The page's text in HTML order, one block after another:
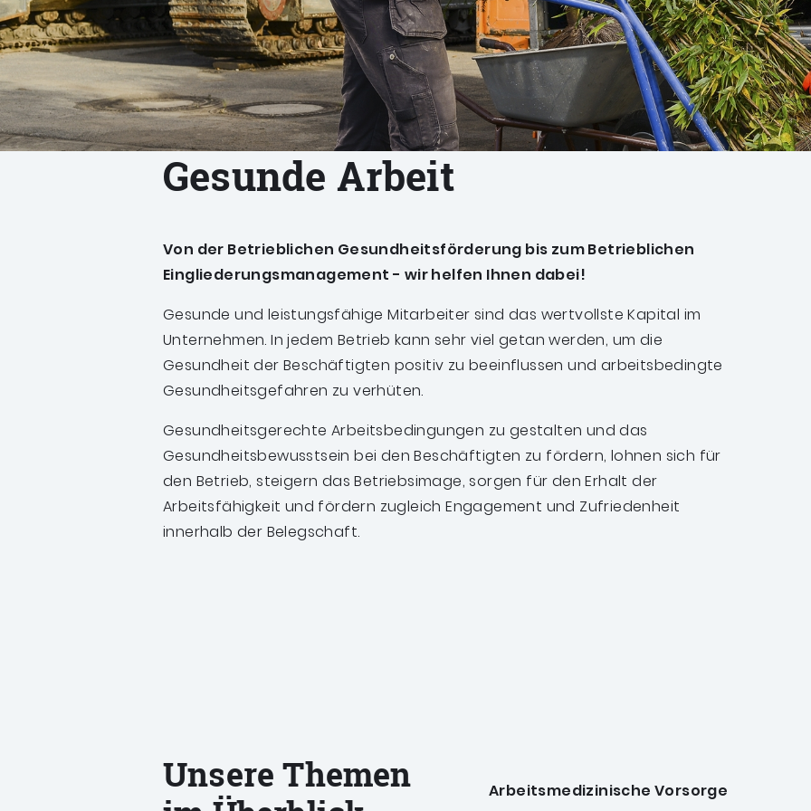
Gesunde Arbeit
Von der Betrieblichen Gesundheitsförderung bis zum Betrieblichen
Eingliederungsmanagement - wir helfen Ihnen dabei!
Gesunde und leistungsfähige Mitarbeiter sind das wertvollste Kapital im
Unternehmen. In jedem Betrieb kann sehr viel getan werden, um die
Gesundheit der Beschäftigten positiv zu beeinflussen und arbeitsbedingte
Gesundheitsgefahren zu verhüten.
Gesundheitsgerechte Arbeitsbedingungen zu gestalten und das
Gesundheitsbewusstsein bei den Beschäftigten zu fördern, lohnen sich für
den Betrieb, steigern das Betriebsimage, sorgen für den Erhalt der
Arbeitsfähigkeit und fördern zugleich Engagement und Zufriedenheit
innerhalb der Belegschaft.
Unsere Themen
Arbeitsmedizinische Vorsorge